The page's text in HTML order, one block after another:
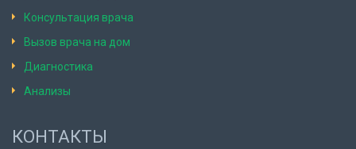
Консультация врача
Вызов врача на дом
Диагностика
Анализы
КОНТАКТЫ